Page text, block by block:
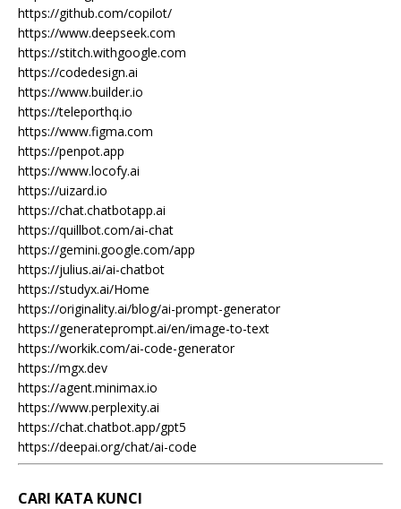
https://github.com/copilot/
https://www.deepseek.com
https://stitch.withgoogle.com
https://codedesign.ai
https://www.builder.io
https://teleporthq.io
https://www.figma.com
https://penpot.app
https://www.locofy.ai
https://uizard.io
https://chat.chatbotapp.ai
https://quillbot.com/ai-chat
https://gemini.google.com/app
https://julius.ai/ai-chatbot
https://studyx.ai/Home
https://originality.ai/blog/ai-prompt-generator
https://generateprompt.ai/en/image-to-text
https://workik.com/ai-code-generator
https://mgx.dev
https://agent.minimax.io
https://www.perplexity.ai
https://chat.chatbot.app/gpt5
https://deepai.org/chat/ai-code
CARI KATA KUNCI